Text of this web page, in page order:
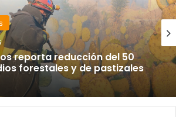
reporta reducción del 50
forestales y de pastizales